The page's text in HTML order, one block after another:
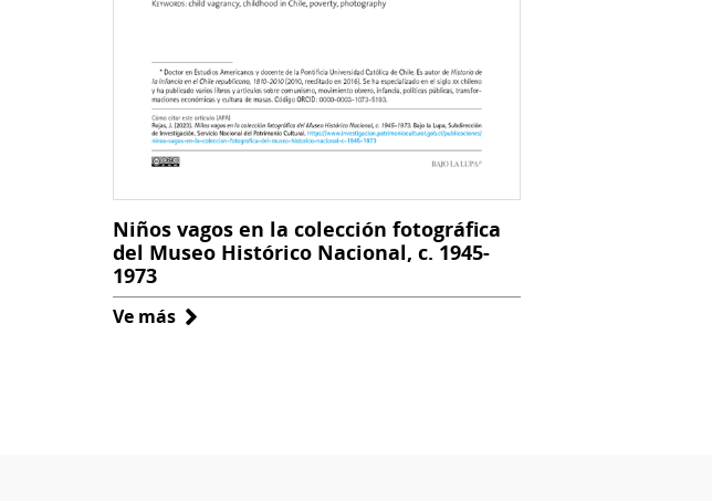
Niños vagos en la colección fotográfica
del Museo Histórico Nacional, c. 1945-
1973
Ve más sobre